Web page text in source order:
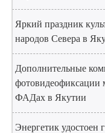
Яркий праздник
народов Севера в
Дополнительные
фотовидеофиксации
ФАДах в Якутии
Энергетик удостоен